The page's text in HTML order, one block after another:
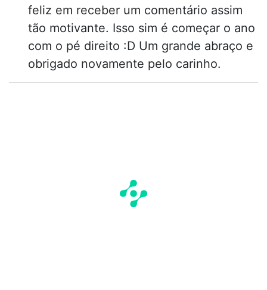
feliz em receber um comentário assim
tão motivante. Isso sim é começar o ano
com o pé direito :D Um grande abraço e
obrigado novamente pelo carinho.